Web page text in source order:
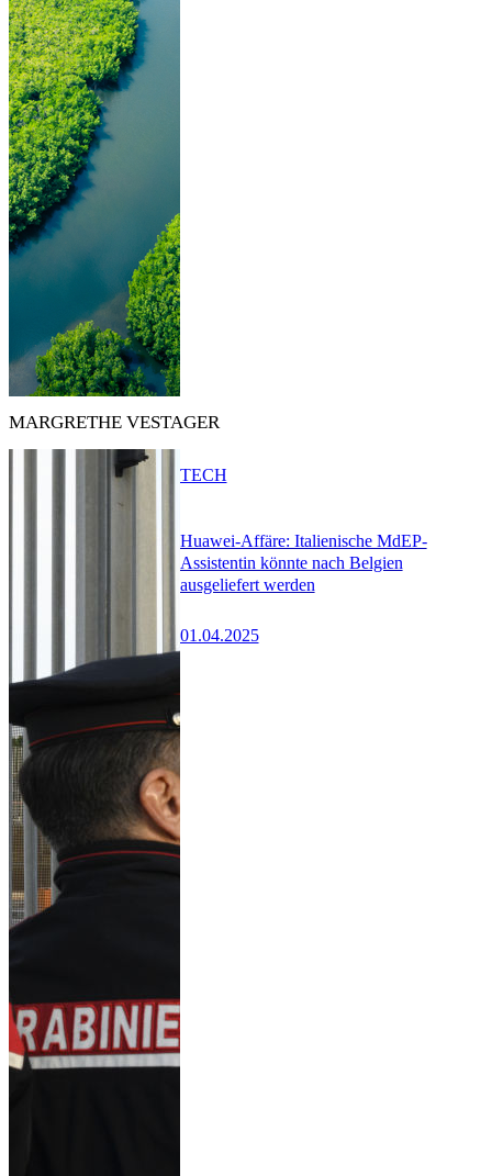
MARGRETHE VESTAGER
Huawei-Affäre: Italienische MdEP-
Assistentin könnte nach Belgien
ausgeliefert werden
01.04.2025
TECH